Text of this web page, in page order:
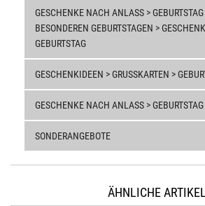
GESCHENKE NACH ANLASS > GEBURTSTAG
BESONDEREN GEBURTSTAGEN >
GEBURTSTAG
GESCHENKIDEEN > GRUSSKARTEN >
GESCHENKE NACH ANLASS > GEBURTSTAG
SONDERANGEBOTE
ÄHNLICHE ARTIKEL